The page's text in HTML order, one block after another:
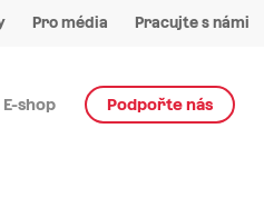
Pro média Pracujte s námi
E-shop Podpořte nás